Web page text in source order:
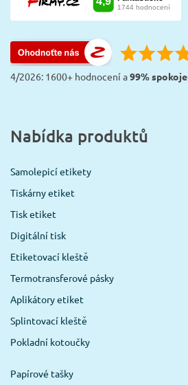
4/2026: 1600+ hodnocení a99%
Nabídka produktů
Samolepicí etikety
Tiskárny etiket
Tisk etiket
Digitální tisk
Etiketovací kleště
Termotransferové pásky
Aplikátory etiket
Splintovací kleště
Pokladní kotoučky
Papírové tašky